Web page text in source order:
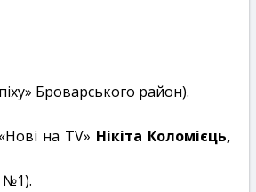
Броварського район).
на TV» Нікіта Коломієць,
№1).